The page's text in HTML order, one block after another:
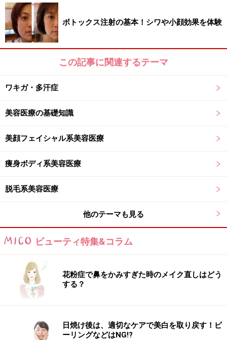
り治療等を得意とする、ライトなものからヘビーな治療
まで何でもござれのスゴ腕ドクター。
ここ最近では、日本にはまだ数台しかないシミ治療のニ
ューマシンも導入されたそう。早速お話を伺ってみまし
は次のページで！
※個人の体質、また、誤った方法による実践に起因して肌荒れや
また、全ての方への有効性を保証するものではありません。
1/3 次のページへ
ボトックス注射の基本！シワや小顔効果を体験
この記事に関連するテーマ
ワキガ・多汗症
美容医療の基礎知識
美顔フェイシャル系美容医療
痩身ボディ系美容医療
脱毛系美容医療
他のテーマも見る
ビューティ特集&コラム
花粉症で鼻をかみすぎた時のメイク直しはどう
する？
日焼け後は、適切なケアで美白を取り戻す！ピ
ーリングなどはNG!?